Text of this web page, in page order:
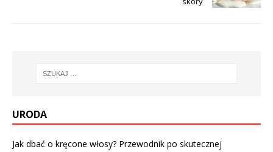
URODA
Jak dbać o kręcone włosy? Przewodnik po skutecznej